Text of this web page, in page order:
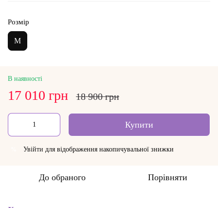
Розмір
M
В наявності
17 010 грн 18 900 грн
Купити
Увійти для відображення накопичувальної знижки
До обраного Порівняти